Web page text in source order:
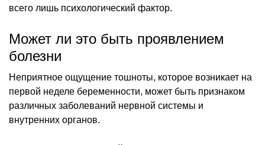
всего лишь психологический фактор.
Может ли это быть проявлением
болезни
Неприятное ощущение тошноты, которое возникает на
первой неделе беременности, может быть признаком
различных заболеваний нервной системы и
внутренних органов.